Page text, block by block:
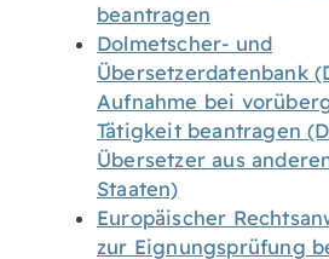
beantragen
Dolmetscher- und
Übersetzerdatenbank
Aufnahme bei
Tätigkeit beantragen
Übersetzer aus
Staaten)
Europäischer
zur Eignungsprüfung